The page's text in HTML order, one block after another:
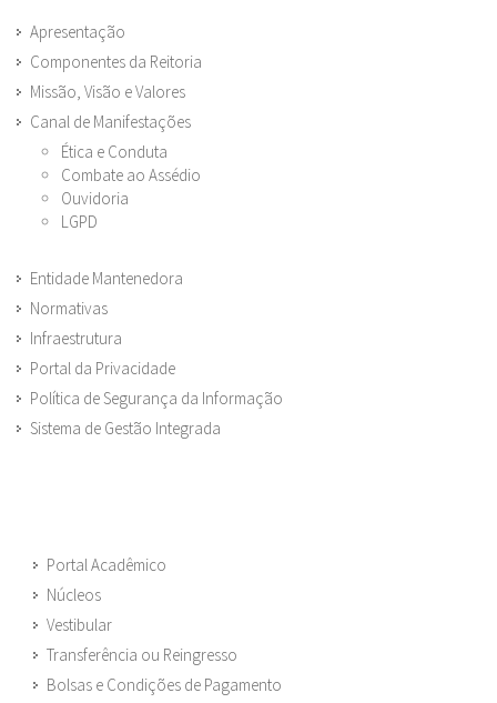
Apresentação
Componentes da Reitoria
Missão, Visão e Valores
Canal de Manifestações
Ética e Conduta
Combate ao Assédio
Ouvidoria
LGPD
Entidade Mantenedora
Normativas
Infraestrutura
Portal da Privacidade
Política de Segurança da Informação
Sistema de Gestão Integrada
Portal Acadêmico
Núcleos
Vestibular
Transferência ou Reingresso
Bolsas e Condições de Pagamento